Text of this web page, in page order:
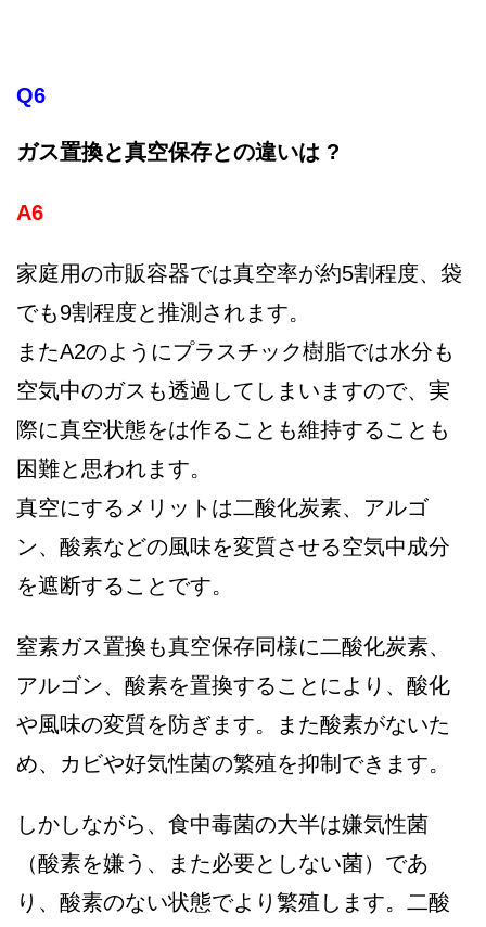
Q6
ガス置換と真空保存との違いは ?
A6
家庭用の市販容器では真空率が約5割程度、袋
でも9割程度と推測されます。
またA2のようにプラスチック樹脂では水分も
空気中のガスも透過してしまいますので、実
際に真空状態をは作ることも維持することも
困難と思われます。
真空にするメリットは二酸化炭素、アルゴ
ン、酸素などの風味を変質させる空気中成分
を遮断することです。
窒素ガス置換も真空保存同様に二酸化炭素、
アルゴン、酸素を置換することにより、酸化
や風味の変質を防ぎます。また酸素がないた
め、カビや好気性菌の繁殖を抑制できます。
しかしながら、食中毒菌の大半は嫌気性菌
（酸素を嫌う、また必要としない菌）であ
り、酸素のない状態でより繁殖します。二酸